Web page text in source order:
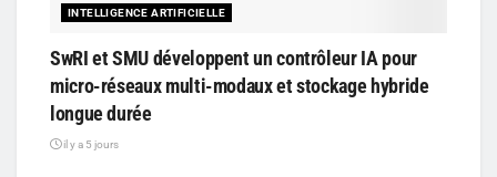
INTELLIGENCE ARTIFICIELLE
SwRI et SMU développent un contrôleur IA pour
micro-réseaux multi-modaux et stockage hybride
longue durée
il y a 5 jours